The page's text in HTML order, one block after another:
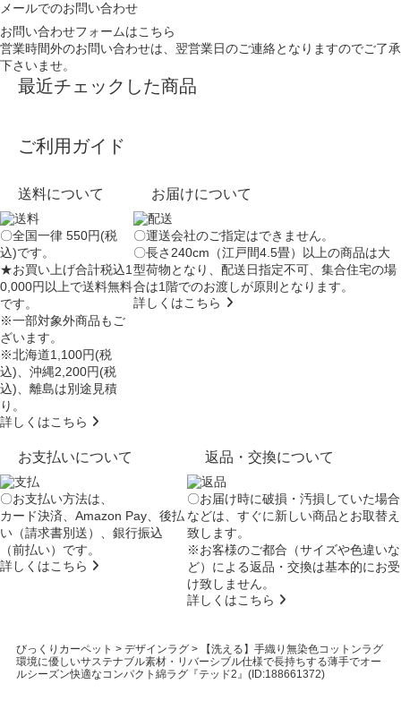
メールでのお問い合わせ
お問い合わせフォームはこちら
営業時間外のお問い合わせは、翌営業日のご連絡となりますのでご了承
下さいませ。
最近チェックした商品
ご利用ガイド
送料について
〇全国一律 550円(税
込)です。
★お買い上げ合計税込1
0,000円以上で送料無料
です。
※一部対象外商品もご
ざいます。
※北海道1,100円(税
込)、沖縄2,200円(税
込)、離島は別途見積
り。
詳しくはこちら
お届けについて
〇運送会社のご指定はできません。
〇長さ240cm（江戸間4.5畳）以上の商品は大
型荷物となり、配送日指定不可、集合住宅の場
合は1階でのお渡しが原則となります。
詳しくはこちら
お支払いについて
〇お支払い方法は、
カード決済、Amazon Pay、後払
い（請求書別送）、銀行振込
（前払い）です。
詳しくはこちら
返品・交換について
〇お届け時に破損・汚損していた場合
などは、すぐに新しい商品とお取替え
致します。
※お客様のご都合（サイズや色違いな
ど）による返品・交換は基本的にお受
け致しません。
詳しくはこちら
びっくりカーペット > デザインラグ>
【洗える】手織り無染色コットンラグ
環境に優しいサステナブル素材・リバーシブル仕様で長持ちする薄手でオー
ルシーズン快適なコンパクト綿ラグ『テッド2』(ID:188661372)